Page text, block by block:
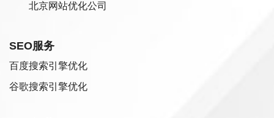
北京网站优化公司
SEO服务
百度搜索引擎优化
谷歌搜索引擎优化